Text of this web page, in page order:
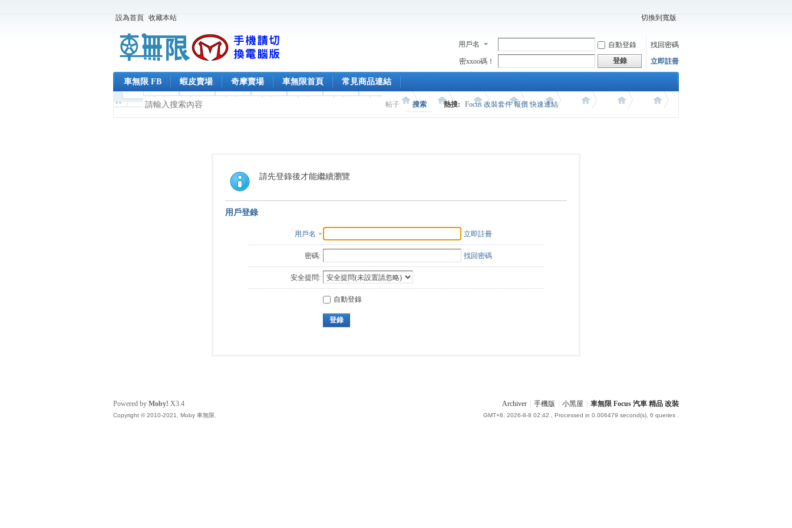
設為首頁 收藏本站 切換到寬版
用戶名 自動登錄
找回密碼
密xxoo碼！
登錄 立即註冊
車無限 FB 蝦皮賣場 奇摩賣場 車無限首頁 常見商品連結
帖子 搜索 熱搜: Focus 改裝套件 報價 快速連結
請先登錄後才能繼續瀏覽
用戶登錄
用戶名 立即註冊
密碼: 找回密碼
安全提問:
自動登錄
登錄
Archiver 手機版 小黑屋 車無限 Focus 汽車 精品 改裝
GMT+8, 2026-8-8 02:42 , Processed in 0.006479 second(s), 6 queries .
Powered by Moby! X3.4
Copyright © 2010-2021, Moby 車無限.